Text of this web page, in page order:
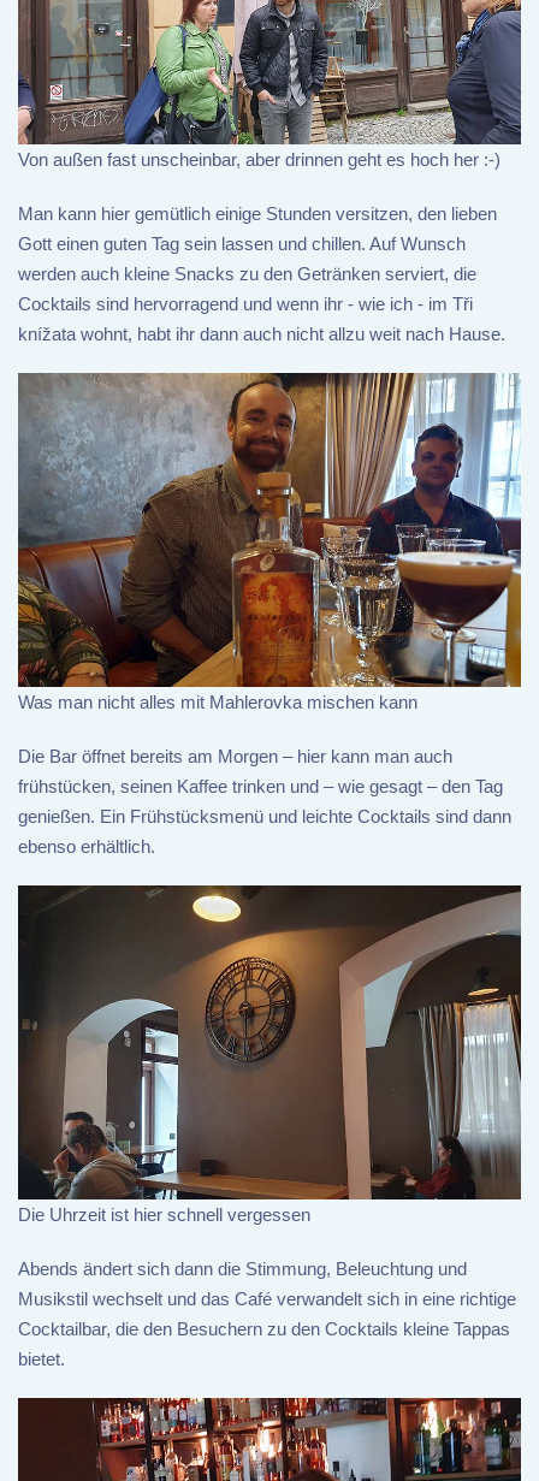
Von außen fast unscheinbar, aber drinnen geht es hoch her :-)
Man kann hier gemütlich einige Stunden versitzen, den lieben
Gott einen guten Tag sein lassen und chillen. Auf Wunsch
werden auch kleine Snacks zu den Getränken serviert, die
Cocktails sind hervorragend und wenn ihr - wie ich - im Tři
knížata wohnt, habt ihr dann auch nicht allzu weit nach Hause.
Was man nicht alles mit Mahlerovka mischen kann
Die Bar öffnet bereits am Morgen – hier kann man auch
frühstücken, seinen Kaffee trinken und – wie gesagt – den Tag
genießen. Ein Frühstücksmenü und leichte Cocktails sind dann
ebenso erhältlich.
Die Uhrzeit ist hier schnell vergessen
Abends ändert sich dann die Stimmung, Beleuchtung und
Musikstil wechselt und das Café verwandelt sich in eine richtige
Cocktailbar, die den Besuchern zu den Cocktails kleine Tappas
bietet.